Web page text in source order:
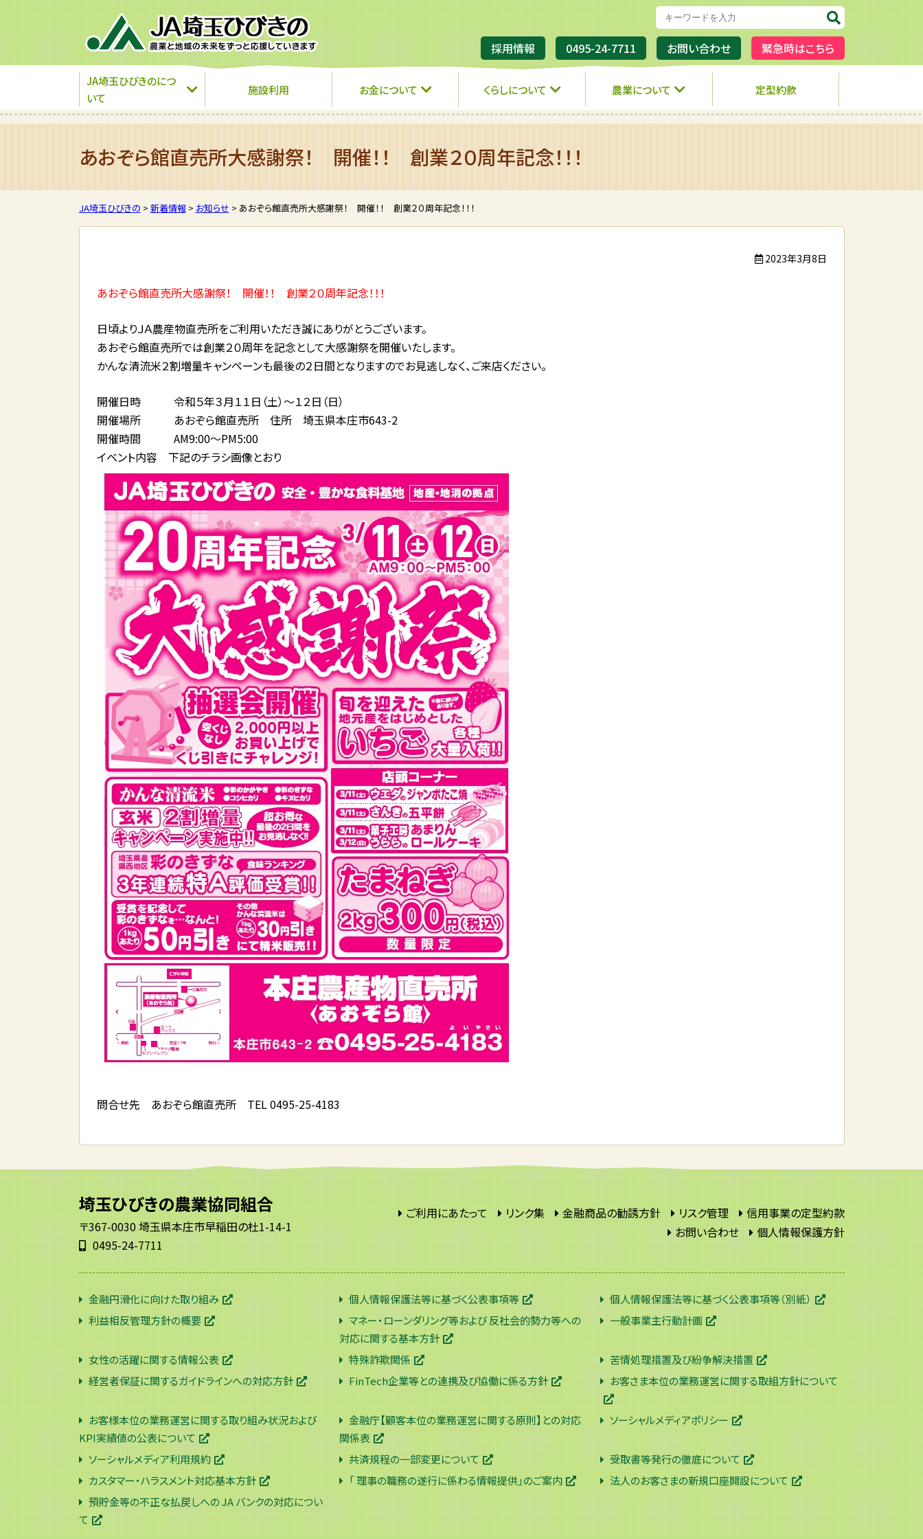
JA埼玉ひびきの
採用情報 0495-24-7711 お問い合わせ 緊急時はこちら
JA埼玉ひびきのにつ
いて
施設利用 お金について くらしについて 農業について 定型約款
あおぞら館直売所大感謝祭！ 開催！！ 創業２０周年記念！！！
JA埼玉ひびきの > 新着情報> お知らせ > あおぞら館直売所大感謝祭！ 開催！！ 創業２０周年記念！！！
2023年3月8日
あおぞら館直売所大感謝祭！ 開催！！ 創業２０周年記念！！！
日頃よりＪＡ農産物直売所をご利用いただき誠にありがとうございます。
あおぞら館直売所では創業２０周年を記念として大感謝祭を開催いたします。
かんな清流米２割増量キャンペーンも最後の２日間となりますのでお見逃しなく、ご来店ください。
開催日時 令和５年３月１１日（土）～１２日（日）
開催場所 あおぞら館直売所 住所 埼玉県本庄市643-2
開催時間 AM9:00～PM5:00
イベント内容 下記のチラシ画像とおり
問合せ先 あおぞら館直売所 TEL 0495-25-4183
ご利用にあたって リンク集 金融商品の勧誘方針 リスク管理
信用事業の定型約款
お問い合わせ
個人情報保護方針
埼玉ひびきの農業協同組合
〒367-0030 埼玉県本庄市早稲田の杜1-14-1
0495-24-7711
金融円滑化に向けた取り組み 個人情報保護法等に基づく公表事項等
個人情報保護法等に基づく公表事項等（別紙）
利益相反管理方針の概要
マネー・ローンダリング等および 反社会的勢力等への
対応に関する基本方針
一般事業主行動計画
女性の活躍に関する情報公表 特殊詐欺関係
苦情処理措置及び紛争解決措置
経営者保証に関するガイドラインへの対応方針
FinTech企業等との連携及び協働に係る方針 お客さま本位の業務運営に関する取組方針について
お客様本位の業務運営に関する取り組み状況および
KPI実績値の公表について
金融庁【顧客本位の業務運営に関する原則】との対応
関係表
ソーシャルメディアポリシー
ソーシャルメディア利用規約 共済規程の一部変更について
受取書等発行の徹底について
カスタマー・ハラスメント対応基本方針
「 理事の職務の遂行に係わる情報提供」のご案内
法人のお客さまの新規口座開設について
預貯金等の不正な払戻しへの JA バンクの対応につい
て